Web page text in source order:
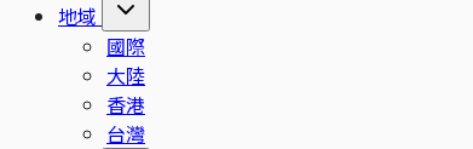
地域
國際
大陸
香港
台灣